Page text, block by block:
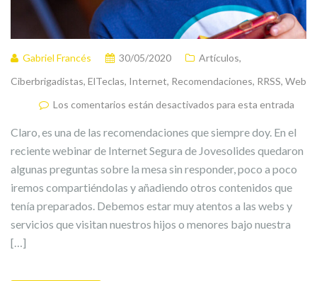
Gabriel Francés 30/05/2020 Artículos,
Ciberbrigadistas, ElTeclas, Internet, Recomendaciones, RRSS, Web
Los comentarios están desactivados para esta entrada
Claro, es una de las recomendaciones que siempre doy. En el
reciente webinar de Internet Segura de Jovesolides quedaron
algunas preguntas sobre la mesa sin responder, poco a poco
iremos compartiéndolas y añadiendo otros contenidos que
tenía preparados. Debemos estar muy atentos a las webs y
servicios que visitan nuestros hijos o menores bajo nuestra
[…]